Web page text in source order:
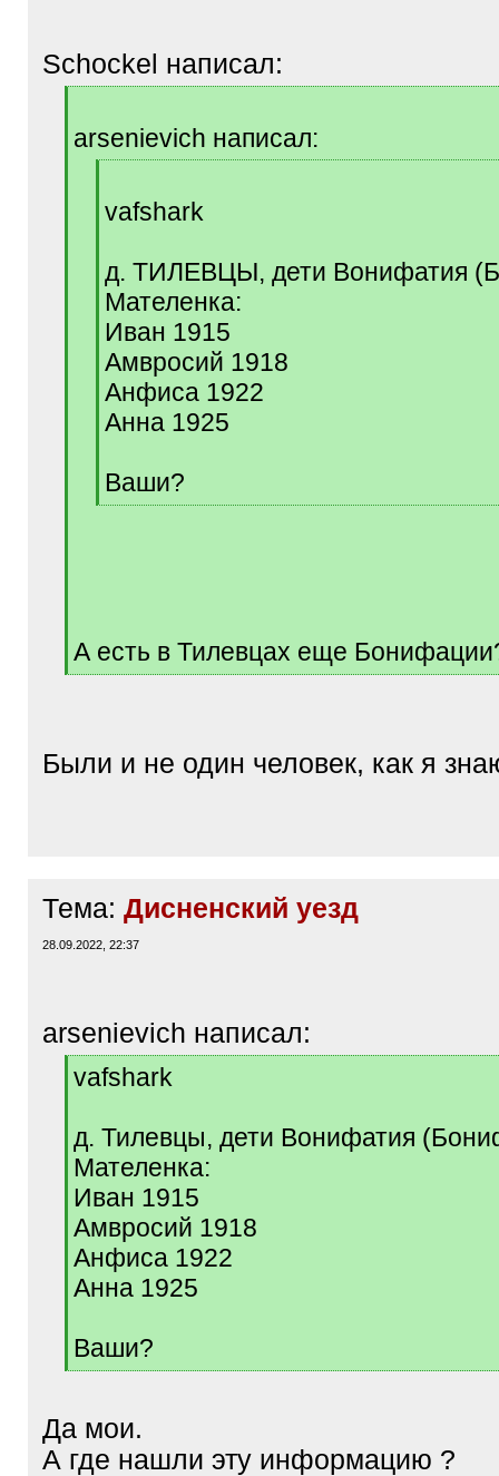
Schockel написал:
]arsenievich написал:
]
vafshark
д. ТИЛЕВЦЫ, дети Вонифатия
Мателенка:
Иван 1915
Амвросий 1918
Анфиса 1922
Анна 1925
Ваши?
[
А есть в Тилевцах еще
[
Были и не один человек, как я
Тема: Дисненский уезд
28.09.2022, 22:37
arsenievich написал:
[
q
vafshark
д. Тилевцы, дети Вонифатия
Мателенка:
Иван 1915
Амвросий 1918
Анфиса 1922
Анна 1925
Ваши?
[
]
Да мои.
А где нашли эту информацию ?